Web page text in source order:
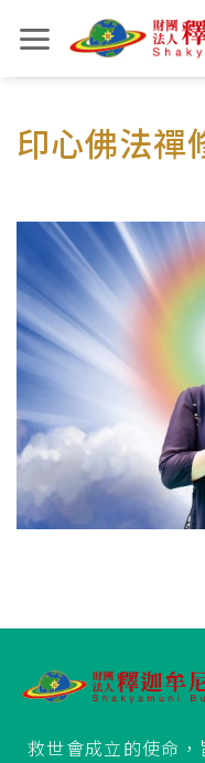
to
content
印心佛法禪
救世會成立的使命